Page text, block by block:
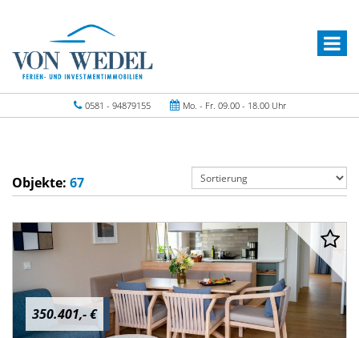
0581 - 94879155 Mo. - Fr. 09.00 - 18.00 Uhr
Objekte: 67
350.401,- €